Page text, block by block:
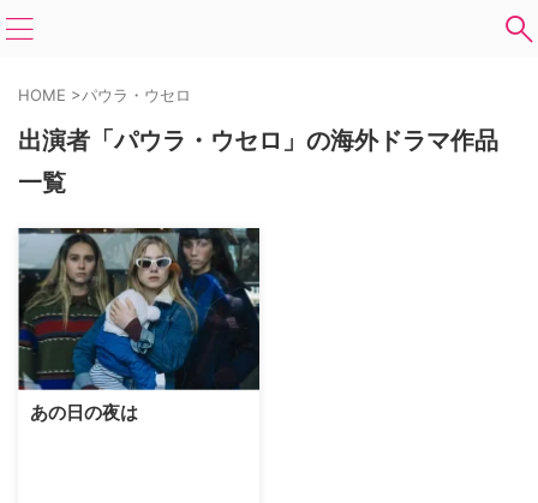
HOME >パウラ・ウセロ
出演者「パウラ・ウセロ」の海外ドラマ作品
一覧
あの日の夜は